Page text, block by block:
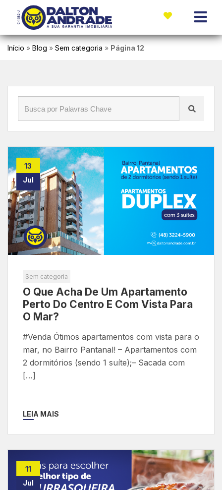
Início » Blog » Sem categoria » Página 12
13
Jul
Sem categoria
O Que Acha De Um Apartamento
Perto Do Centro E Com Vista Para
O Mar?
#Venda Ótimos apartamentos com vista para o
mar, no Bairro Pantanal! – Apartamentos com
2 dormitórios (sendo 1 suíte);– Sacada com
[…]
LEIA MAIS
11
Jul